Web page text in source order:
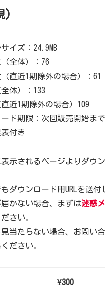
イズ：24.9MB
全体）：76
直近1期除外の場合）：61
体）：133
近1期除外の場合）109
ド期限：次回販売開始まで
付き
示されるページよりダウ
ダウンロード用URLを送付
届かない場合、まずは迷惑
さい。
当たらない場合、お問い
ださい。
¥300